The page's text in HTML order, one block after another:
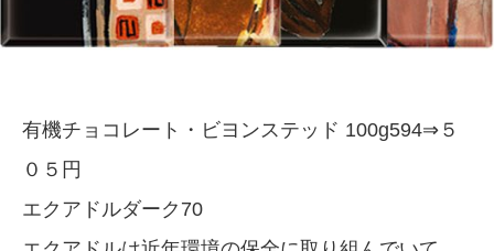
有機チョコレート・ビヨンステッド 100g594⇒５
０５円
エクアドルダーク70